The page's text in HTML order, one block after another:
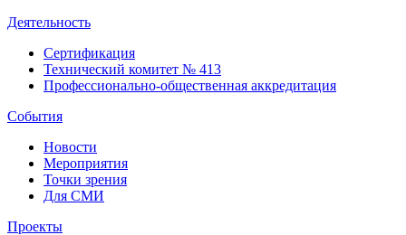
Деятельность
Сертификация
Технический комитет № 413
Профессионально-общественная аккредитация
События
Новости
Мероприятия
Точки зрения
Для СМИ
Проекты